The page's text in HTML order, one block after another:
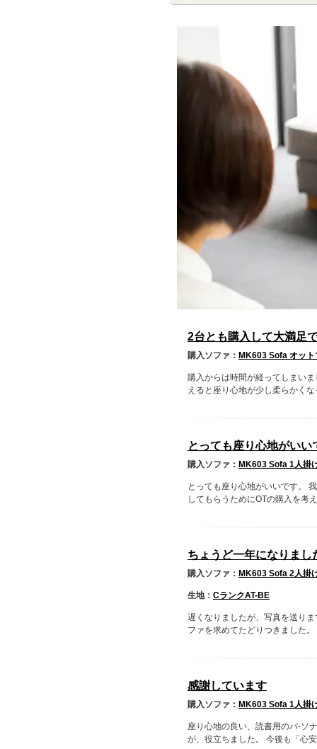
2台とも購入して大満足
購入ソファ： MK603 Sofa オット
購入からは時間が経ってしまい
えると座り心地が少し柔らかく
とっても座り心地がいい
購入ソファ： MK603 Sofa 1人掛
とっても座り心地がいいです。
してもらうためにOTの購入を考
ちょうど一年になりまし
購入ソファ： MK603 Sofa 2人掛
生地： CランクAT-BE
遅くなりましたが、写真を送り
ファを求めてたどりつきました
感謝しています
購入ソファ： MK603 Sofa 1人掛
座り心地の良い、読書用のパ-ソ
が、役立ちました。 今後も「心